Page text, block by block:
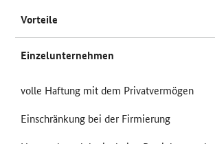
Vorteile
Einzelunternehmen
volle Haftung mit dem Privatvermögen
Einschränkung bei der Firmierung